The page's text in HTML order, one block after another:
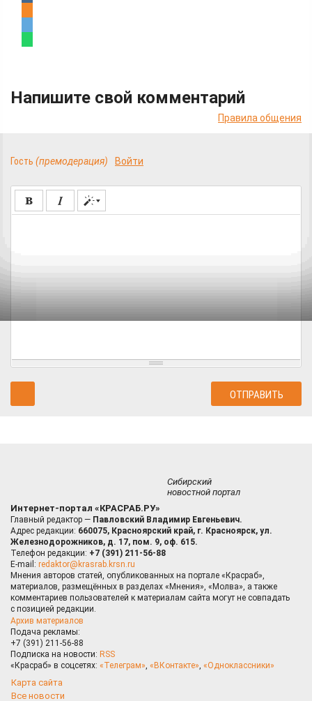
Напишите свой комментарий
Правила общения
Гость (премодерация) Войти
Сибирский
новостной портал
Интернет-портал «КРАСРАБ.РУ»
Главный редактор — Павловский Владимир Евгеньевич.
Адрес редакции: 660075, Красноярский край, г. Красноярск, ул.
Железнодорожников, д. 17, пом. 9, оф. 615.
Телефон редакции: +7 (391) 211-56-88
E-mail: redaktor@krasrab.krsn.ru
Мнения авторов статей, опубликованных на портале «Красраб»,
материалов, размещённых в разделах «Мнения», «Молва», а также
комментариев пользователей к материалам сайта могут не совпадать
с позицией редакции.
Архив материалов
Подача рекламы:
+7 (391) 211-56-88
Подписка на новости: RSS
«Красраб» в соцсетях: «Телеграм», «ВКонтакте», «Одноклассники»
Карта сайта
Все новости